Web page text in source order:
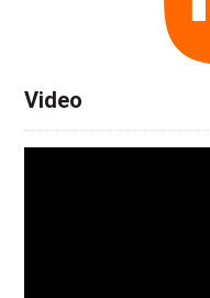
Video